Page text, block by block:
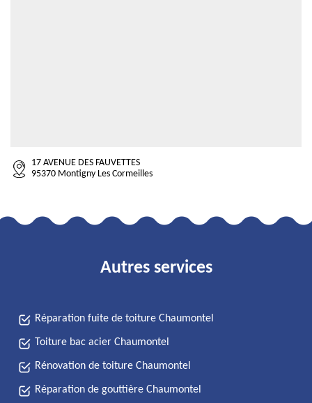
17 AVENUE DES FAUVETTES
95370 Montigny Les Cormeilles
Autres services
Réparation fuite de toiture Chaumontel
Toiture bac acier Chaumontel
Rénovation de toiture Chaumontel
Réparation de gouttière Chaumontel